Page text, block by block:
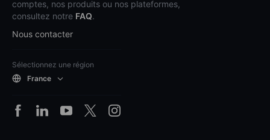
comptes, nos produits ou nos plateformes,
consultez notre FAQ.
Nous contacter
Sélectionnez une région
France